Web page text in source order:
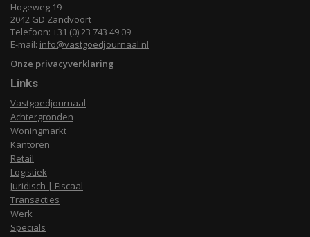
Hogeweg 19
2042 GD Zandvoort
Telefoon: +31 (0) 23 743 49 09
E-mail: info@vastgoedjournaal.nl
Onze privacyverklaring
Links
Vastgoedjournaal
Achtergronden
Woningmarkt
Kantoren
Retail
Logistiek
Juridisch | Fiscaal
Transacties
Werk
Specials